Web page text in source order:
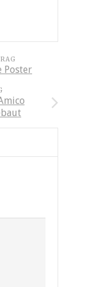
Poster